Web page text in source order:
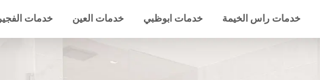
خدمات راس الخيمة خدمات ابوظبي خدمات العين خدمات